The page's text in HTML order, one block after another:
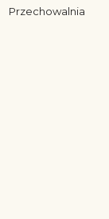
Przechowalnia